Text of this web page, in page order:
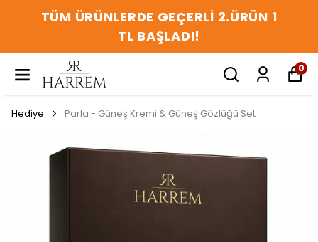
TÜM ÜRÜNLERDE GEÇERLİ 2.ÜRÜN 1
TL BAŞLADI!
0
Hediye Parla - Güneş Kremi & Güneş Gözlüğü Set